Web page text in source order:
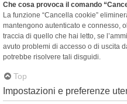
Che cosa provoca il comando
La funzione “Cancella cookie”
mantengono autenticato e connesso,
traccia di quello che hai letto, se
avuto problemi di accesso o di uscita
potrebbe risolvere tali disguidi.
Top
Impostazioni e preferenze